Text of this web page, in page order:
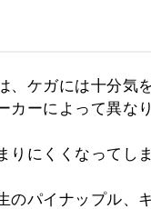
、ケガには十分気
カーによって異な
りにくくなってし
のパイナップル、